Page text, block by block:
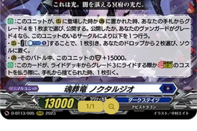
【D】その他ブースター
【D】デッキなど
【DPR】PRカード
1/1